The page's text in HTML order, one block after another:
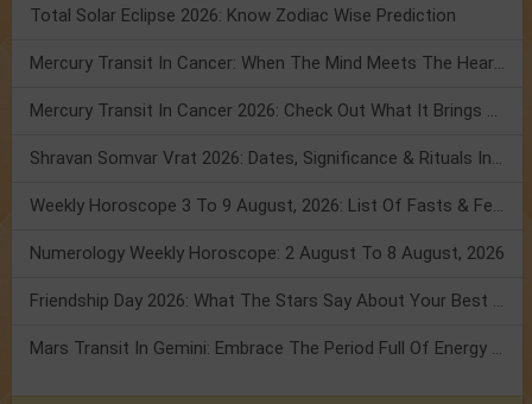
Total Solar Eclipse 2026: Know Zodiac Wise Prediction
Mercury Transit In Cancer: When The Mind Meets The Heart!
Mercury Transit In Cancer 2026: Check Out What It Brings For You
Shravan Somvar Vrat 2026: Dates, Significance & Rituals In August
Weekly Horoscope 3 To 9 August, 2026: List Of Fasts & Festivals
Numerology Weekly Horoscope: 2 August To 8 August, 2026
Friendship Day 2026: What The Stars Say About Your Best Friend!
Mars Transit In Gemini: Embrace The Period Full Of Energy & Intelligence